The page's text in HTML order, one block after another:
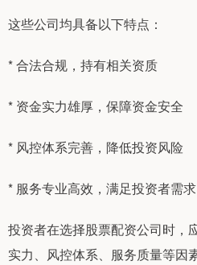
这些公司均具备以下特点：
* 合法合规，持有相关资质
* 资金实力雄厚，保障资金安全
* 风控体系完善，降低投资风险
* 服务专业高效，满足投资者需求
投资者在选择股票配资公司时，
实力、风控体系、服务质量等因